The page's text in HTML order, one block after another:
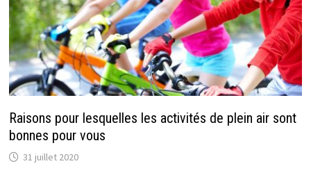
Raisons pour lesquelles les activités de plein air sont
bonnes pour vous
31 juillet 2020